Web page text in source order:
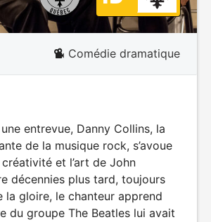
Comédie dramatique
une entrevue, Danny Collins, la
de la musique rock, s’avoue
et l’art de John
décennies plus tard, toujours
la gloire, le chanteur apprend
du groupe The Beatles lui avait